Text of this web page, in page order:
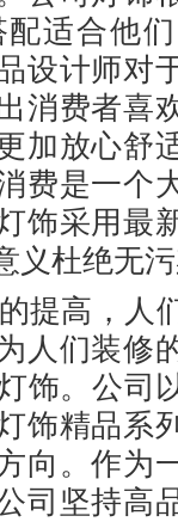
适合他
设计师对
消费者喜
加放心舒
费是一个
饰采用最
义杜绝无
提高，人
人们装修
饰。公司
饰精品系
向。作为
司坚持高